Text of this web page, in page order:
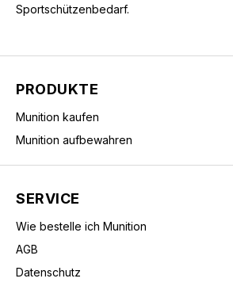
Sportschützenbedarf.
PRODUKTE
Munition kaufen
Munition aufbewahren
SERVICE
Wie bestelle ich Munition
AGB
Datenschutz